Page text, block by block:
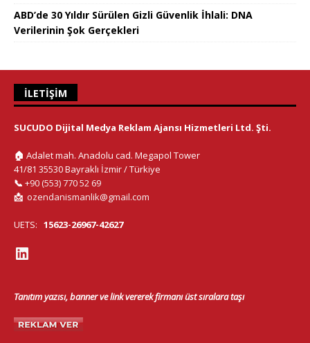
ABD’de 30 Yıldır Sürülen Gizli Güvenlik İhlali: DNA
Verilerinin Şok Gerçekleri
İLETIŞIM
SUCUDO Dijital Medya Reklam Ajansı Hizmetleri Ltd. Şti.
🏠 Adalet mah. Anadolu cad. Megapol Tower
41/81 35530 Bayraklı İzmir / Türkiye
📞 +90 (553) 770 52 69
📩 ozendanismanlik@gmail.com
UETS: 15623-26967-42627
Tanıtım yazısı, banner ve link vererek firmanı üst sıralara taşı